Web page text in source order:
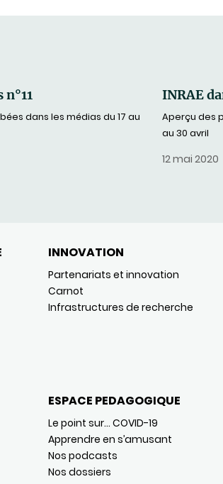
dans les médias du 17 au
INRAE
Aperçu des
au 30 avril
12 mai 2020
INNOVATION
Partenariats et innovation
Carnot
Infrastructures de recherche
ESPACE PEDAGOGIQUE
Le point sur… COVID-19
Apprendre en s’amusant
Nos podcasts
Nos dossiers